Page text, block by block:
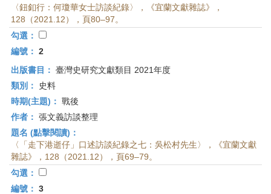
所-
首
頁
〈鈕釦行：何瓊華女士訪談紀錄〉，《宜蘭文獻雜誌》，
128（2021.12），頁80–97。
勾選：
編號： 2
出版書目： 臺灣史研究文獻類目 2021年度
類別：
史料
時期(主題)： 戰後
作者： 張文義訪談整理
題名 (點擊閱讀)：
〈「走下港逝仔」口述訪談紀錄之七：吳松村先生〉，《宜蘭文獻
雜誌》，128（2021.12），頁69–79。
勾選：
編號： 3